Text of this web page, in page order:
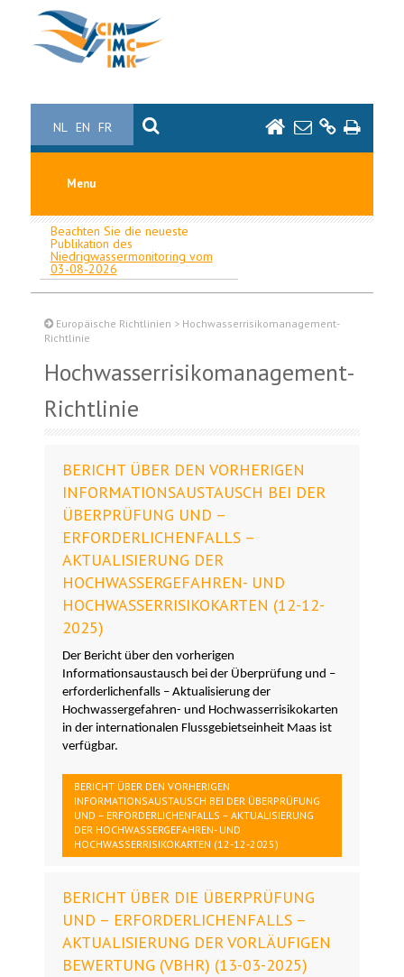
NL EN FR
Menu
Beachten Sie die neueste
Publikation des
Niedrigwassermonitoring vom
03-08-2026
Europäische Richtlinien > Hochwasserrisikomanagement-
Richtlinie
Hochwasserrisikomanagement-
Richtlinie
BERICHT ÜBER DEN VORHERIGEN
INFORMATIONSAUSTAUSCH BEI DER
ÜBERPRÜFUNG UND –
ERFORDERLICHENFALLS –
AKTUALISIERUNG DER
HOCHWASSERGEFAHREN- UND
HOCHWASSERRISIKOKARTEN (12-12-
2025)
Der Bericht über den vorherigen
Informationsaustausch bei der Überprüfung und –
erforderlichenfalls – Aktualisierung der
Hochwassergefahren- und Hochwasserrisikokarten
in der internationalen Flussgebietseinheit Maas ist
verfügbar.
BERICHT ÜBER DEN VORHERIGEN
INFORMATIONSAUSTAUSCH BEI DER ÜBERPRÜFUNG
UND – ERFORDERLICHENFALLS – AKTUALISIERUNG
DER HOCHWASSERGEFAHREN- UND
HOCHWASSERRISIKOKARTEN (12-12-2025)
BERICHT ÜBER DIE ÜBERPRÜFUNG
UND – ERFORDERLICHENFALLS –
AKTUALISIERUNG DER VORLÄUFIGEN
BEWERTUNG (VBHR) (13-03-2025)